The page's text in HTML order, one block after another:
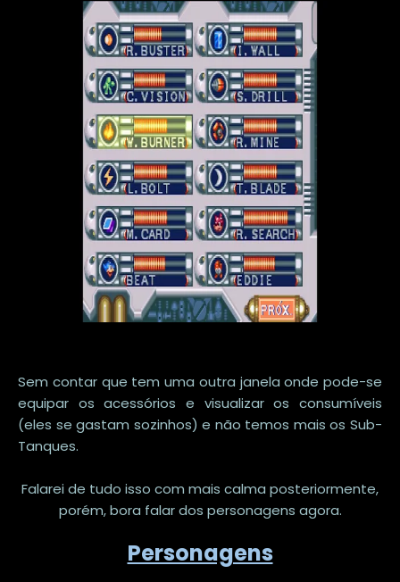
Sem contar que tem uma outra janela onde pode-se
equipar os acessórios e visualizar os consumíveis
(eles se gastam sozinhos) e não temos mais os Sub-
Tanques.
Falarei de tudo isso com mais calma posteriormente,
porém, bora falar dos personagens agora.
Personagens